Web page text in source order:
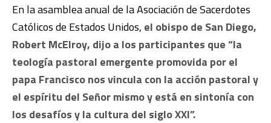
En la asamblea anual de la Asociación de Sacerdotes
Católicos de Estados Unidos, el obispo de San Diego,
Robert McElroy, dijo a los participantes que “la
teología pastoral emergente promovida por el
papa Francisco nos vincula con la acción pastoral y
el espíritu del Señor mismo y está en sintonía con
los desafíos y la cultura del siglo XXI”.